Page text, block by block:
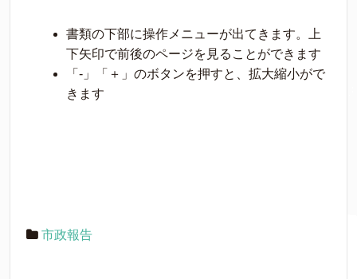
書類の下部に操作メニューが出てきます。上
下矢印で前後のページを見ることができます
「-」「＋」のボタンを押すと、拡大縮小がで
きます
市政報告